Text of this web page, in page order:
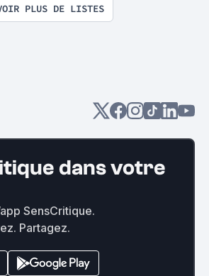
PLUS DE LISTES
dans votre
SensCritique.
Partagez.